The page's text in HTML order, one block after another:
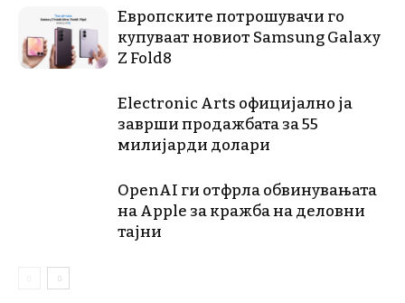
Европските потрошувачи го
купуваат новиот Samsung Galaxy
Z Fold8
Electronic Arts официјално ја
заврши продажбата за 55
милијарди долари
OpenAI ги отфрла обвинувањата
на Apple за кражба на деловни
тајни